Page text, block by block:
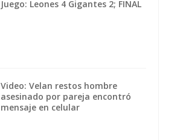
Juego: Leones 4 Gigantes 2; FINAL
Video: Velan restos hombre
asesinado por pareja encontró
mensaje en celular